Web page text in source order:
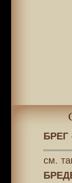
БРЕГ
см.